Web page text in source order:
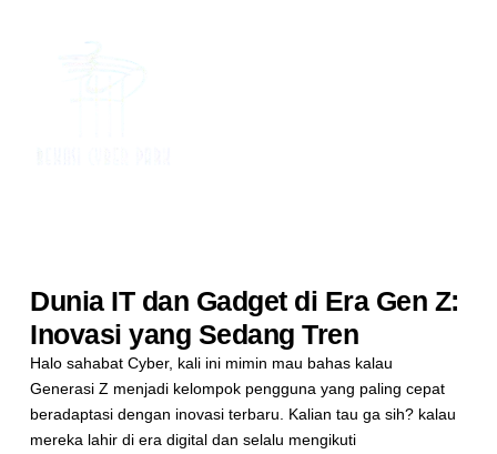
Dunia IT dan Gadget di Era Gen Z:
Inovasi yang Sedang Tren
Halo sahabat Cyber, kali ini mimin mau bahas kalau
Generasi Z menjadi kelompok pengguna yang paling cepat
beradaptasi dengan inovasi terbaru. Kalian tau ga sih? kalau
mereka lahir di era digital dan selalu mengikuti